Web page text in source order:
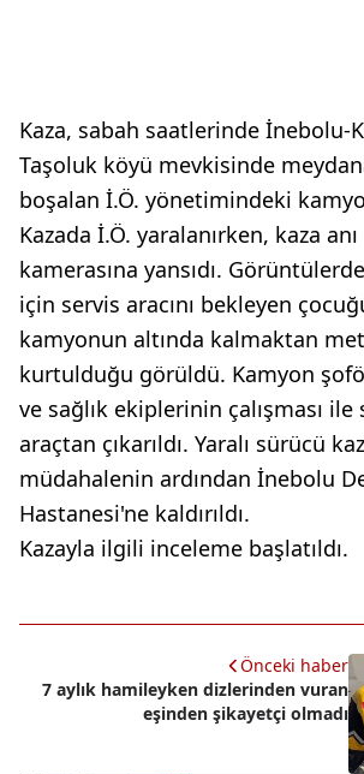
Kaza, sabah saatlerinde İnebolu-
Taşoluk köyü mevkisinde
boşalan İ.Ö. yönetimindeki
Kazada İ.Ö. yaralanırken, kaza
kamerasına yansıdı.
için servis aracını bekleyen
kamyonun altında kalmaktan
kurtulduğu görüldü. Kamyon
ve sağlık ekiplerinin çalışması ile
araçtan çıkarıldı. Yaralı sürücü
müdahalenin ardından İnebolu
Hastanesi'ne kaldırıldı.
Kazayla ilgili inceleme başlatıldı.
Önceki haber
7 aylık hamileyken dizlerinden vuran
eşinden şikayetçi olmadı